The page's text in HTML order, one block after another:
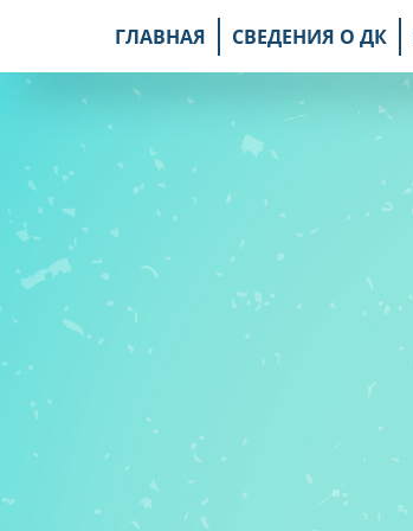
ГЛАВНАЯ СВЕДЕНИЯ О ДК